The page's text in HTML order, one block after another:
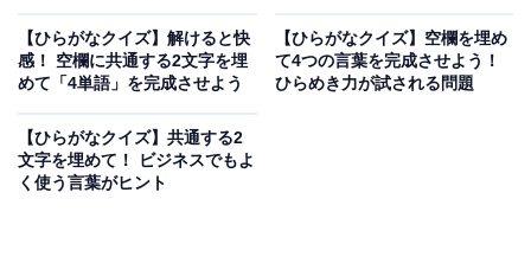
【ひらがなクイズ】解けると快
感！ 空欄に共通する2文字を埋
めて「4単語」を完成させよう
【ひらがなクイズ】空欄を埋め
て4つの言葉を完成させよう！
ひらめき力が試される問題
【ひらがなクイズ】共通する2
文字を埋めて！ ビジネスでもよ
く使う言葉がヒント